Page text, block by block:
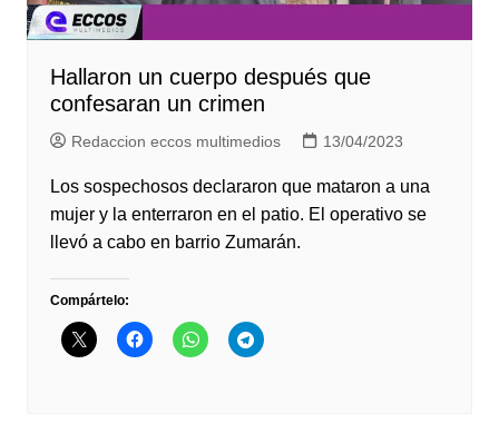
Hallaron un cuerpo después que
confesaran un crimen
Redaccion eccos multimedios 13/04/2023
Los sospechosos declararon que mataron a una
mujer y la enterraron en el patio. El operativo se
llevó a cabo en barrio Zumarán.
Compártelo: